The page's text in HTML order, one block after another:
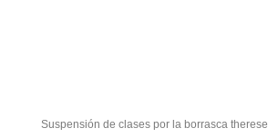
Suspensión de clases por la borrasca therese